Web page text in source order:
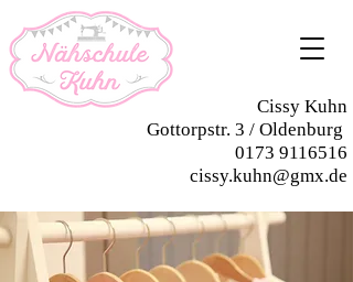
Cissy Kuhn
Gottorpstr. 3 / Oldenburg
0173 9116516
cissy.kuhn@gmx.de